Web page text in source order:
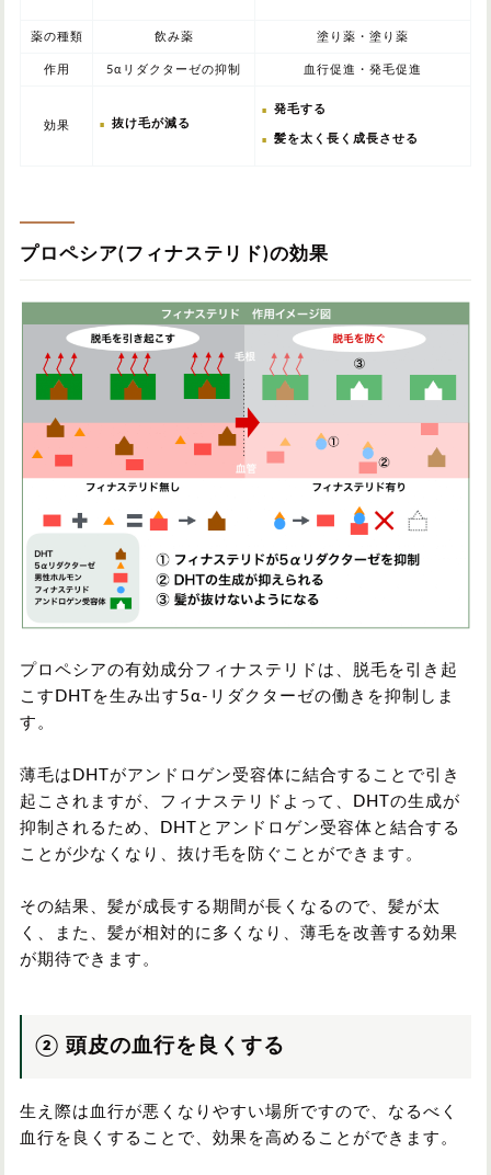
薬の種類 飲み薬 塗り薬・塗り薬
作用 5αリダクターゼの抑制 血行促進・発毛促進
効果 抜け毛が減る
発毛する
髪を太く長く成長させる
プロペシア(フィナステリド)の効果
プロペシアの有効成分フィナステリドは、脱毛を引き起
こすDHTを生み出す5α-リダクターゼの働きを抑制しま
す。
薄毛はDHTがアンドロゲン受容体に結合することで引き
起こされますが、フィナステリドよって、DHTの生成が
抑制されるため、DHTとアンドロゲン受容体と結合する
ことが少なくなり、抜け毛を防ぐことができます。
その結果、髪が成長する期間が長くなるので、髪が太
く、また、髪が相対的に多くなり、薄毛を改善する効果
が期待できます。
② 頭皮の血行を良くする
生え際は血行が悪くなりやすい場所ですので、なるべく
血行を良くすることで、効果を高めることができます。